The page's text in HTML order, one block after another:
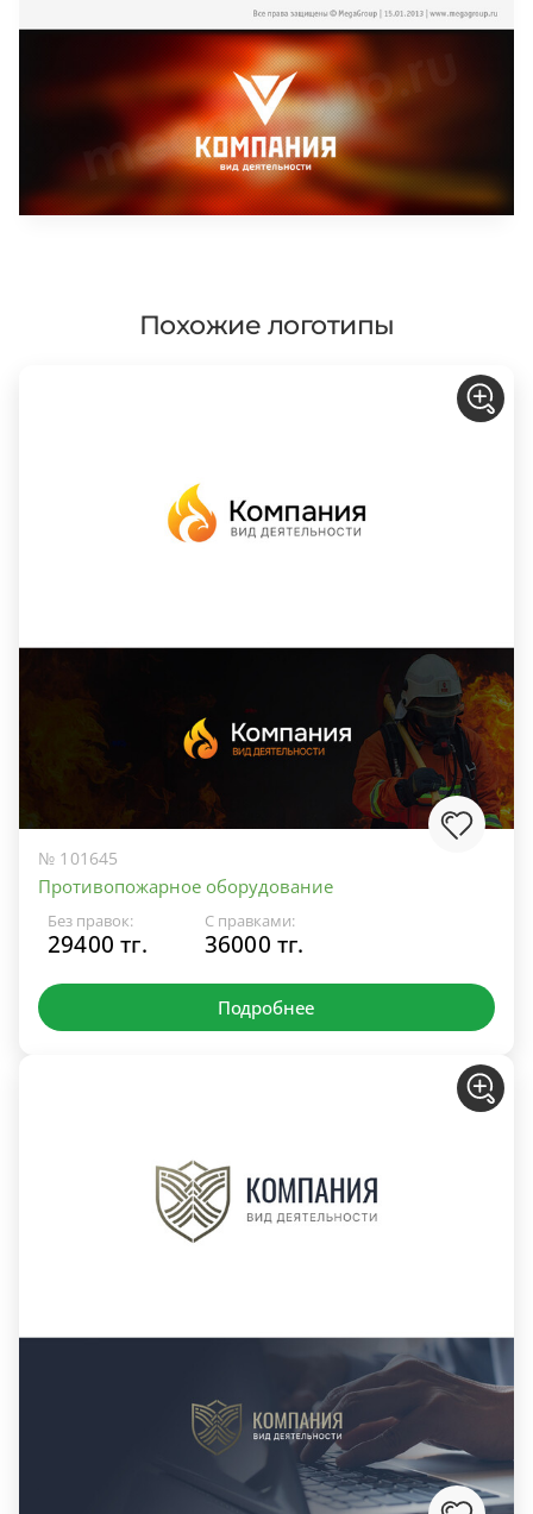
Похожие логотипы
№ 101645
Противопожарное оборудование
Без правок:
29400 тг.
С правками:
36000 тг.
Подробнее